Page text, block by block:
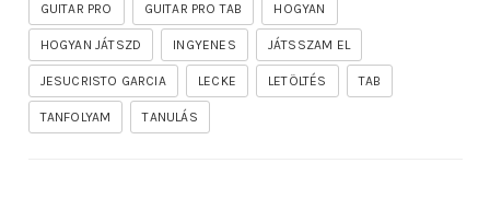
GUITAR PRO GUITAR PRO TAB HOGYAN
HOGYAN JÁTSZD INGYENES JÁTSSZAM EL
JESUCRISTO GARCIA LECKE LETÖLTÉS TAB
TANFOLYAM TANULÁS